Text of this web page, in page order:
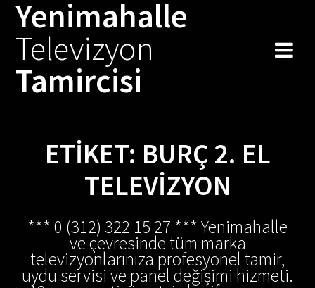
Skip
to
Yenimahalle
Televizyon
Tamircisi
ETIKET: BURÇ 2. EL
TELEVIZYON
*** 0 (312) 322 15 27 *** Yenimahalle
ve çevresinde tüm marka
televizyonlarınıza profesyonel tamir,
uydu servisi ve panel değişimi hizmeti.